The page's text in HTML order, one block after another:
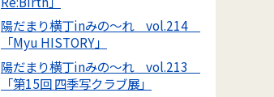
陽だまり横丁inみの～れ vol.214
「Myu HISTORY」
陽だまり横丁inみの～れ vol.213
「第15回 四季写クラブ展」